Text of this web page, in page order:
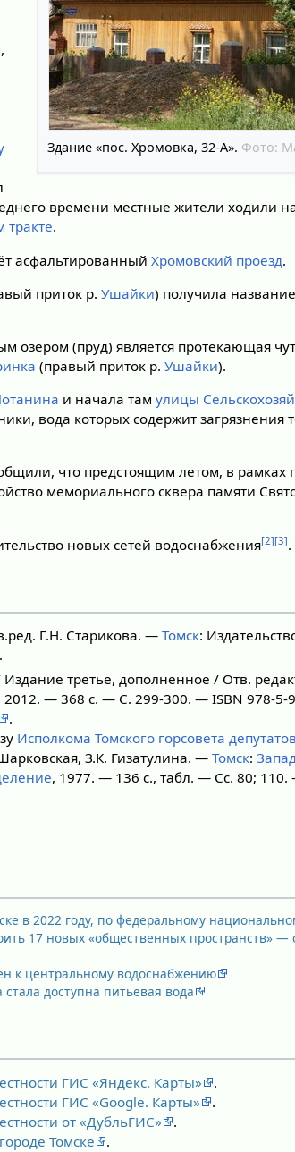
Здание «пос. Хромовка, 32-А». Фото:
времени местные жители ходили
тракте.
асфальтированныйХромовский проезд.
приток р.Ушайки) получила
озером (пруд) является протекающая
(правый приток р.Ушайки).
и начала тамулицы
вода которых содержит загрязнения
что предстоящим летом, в
мемориального сквера памяти
новых сетей водоснабжения[2][3].
Г.Н. Старикова. — Томск:
третье, дополненное / Отв.
2012. — 368 с. — С. 299-300. — ISBN 978-
.
Исполкома Томского горсовета
З.К. Гизатулина. — Томск:
, 1977. — 136 с., табл. — Сс. 80;
в 2022 году, по федеральному
17 новых «общественных пространств»
к центральному водоснабжению
доступна питьевая вода
ГИС «Яндекс. Карты»
.
ГИС «Google. Карты»
.
от «ДубльГИС»
.
Томске
.